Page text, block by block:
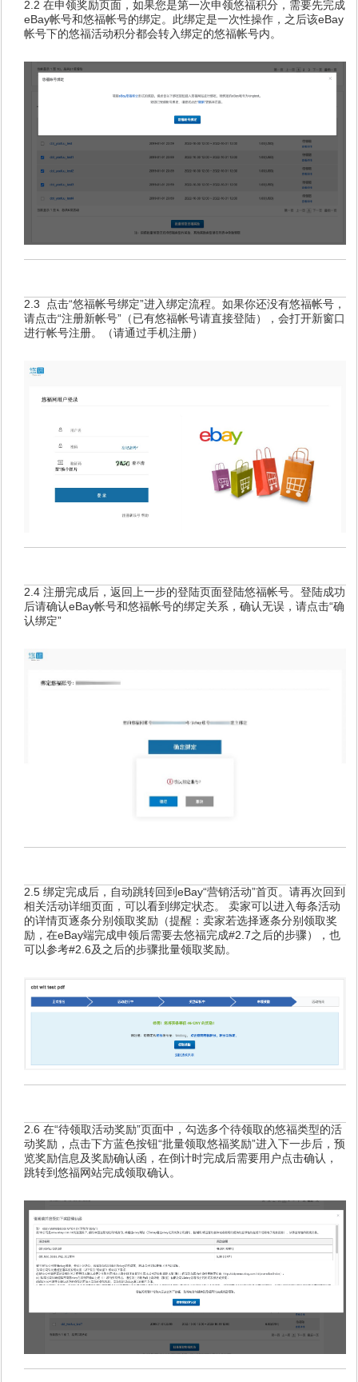
2.2 在申领奖励页面，如果您是第一次申领悠福积分，需要先完成
eBay帐号和悠福帐号的绑定。此绑定是一次性操作，之后该eBay
帐号下的悠福活动积分都会转入绑定的悠福帐号内。
2.3 点击“悠福帐号绑定”进入绑定流程。如果你还没有悠福帐号，
请点击“注册新帐号”（已有悠福帐号请直接登陆），会打开新窗口
进行帐号注册。（请通过手机注册）
2.4 注册完成后，返回上一步的登陆页面登陆悠福帐号。登陆成功
后请确认eBay帐号和悠福帐号的绑定关系，确认无误，请点击“确
认绑定”
2.5 绑定完成后，自动跳转回到eBay“营销活动”首页。请再次回到
相关活动详细页面，可以看到绑定状态。 卖家可以进入每条活动
的详情页逐条分别领取奖励（提醒：卖家若选择逐条分别领取奖
励，在eBay端完成申领后需要去悠福完成#2.7之后的步骤），也
可以参考#2.6及之后的步骤批量领取奖励。
2.6 在“待领取活动奖励”页面中，勾选多个待领取的悠福类型的活
动奖励，点击下方蓝色按钮“批量领取悠福奖励”进入下一步后，预
览奖励信息及奖励确认函，在倒计时完成后需要用户点击确认，
跳转到悠福网站完成领取确认。